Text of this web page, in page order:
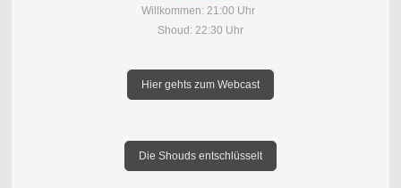
Willkommen: 21:00 Uhr
Shoud: 22:30 Uhr
Hier gehts zum Webcast
Die Shouds entschlüsselt